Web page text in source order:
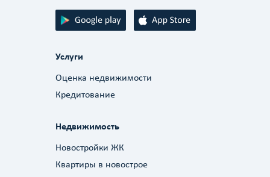
Услуги
Оценка недвижимости
Кредитование
Недвижимость
Новостройки ЖК
Квартиры в новострое